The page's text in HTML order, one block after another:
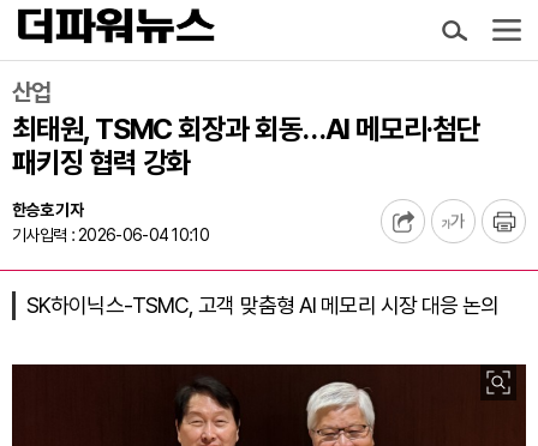
산업
최태원, TSMC 회장과 회동…AI 메모리·첨단
패키징 협력 강화
한승호 기자
기사입력 : 2026-06-04 10:10
SK하이닉스-TSMC, 고객 맞춤형 AI 메모리 시장 대응 논의